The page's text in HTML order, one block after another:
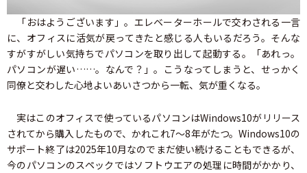
「おはようございます」。エレベーターホールで交わされる一言
に、オフィスに活気が戻ってきたと感じる人もいるだろう。そんな
すがすがしい気持ちでパソコンを取り出して起動する。「あれっ。
パソコンが遅い……。なんで？」。こうなってしまうと、せっかく
同僚と交わした心地よいあいさつから一転、気が重くなる。
実はこのオフィスで使っているパソコンはWindows10がリリース
されてから購入したもので、かれこれ7～8年がたつ。Windows10の
サポート終了は2025年10月なのでまだ使い続けることもできるが、
今のパソコンのスペックではソフトウエアの処理に時間がかかり、